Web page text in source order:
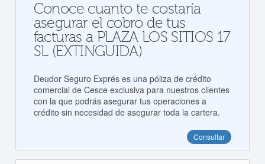
Conoce cuanto te costaría
asegurar el cobro de tus
facturas a PLAZA LOS SITIOS 17
SL (EXTINGUIDA)
Deudor Seguro Exprés es una póliza de crédito
comercial de Cesce exclusiva para nuestros clientes
con la que podrás asegurar tus operaciones a
crédito sin necesidad de asegurar toda la cartera.
Consultar